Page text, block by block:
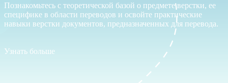
Познакомьтесь с теоретической базой о предмете верстки, ее
специфике в области переводов и освойте практические
навыки верстки документов, предназначенных для перевода.
Узнать больше